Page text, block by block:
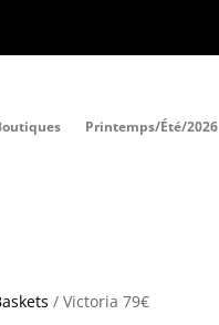
Printemps/Été/2026
/ Victoria 79€